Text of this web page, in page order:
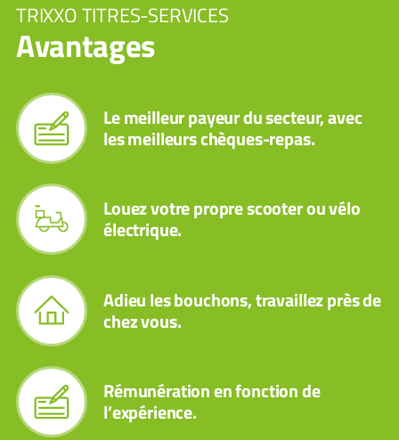
TRIXXO TITRES-SERVICES
Avantages
Le meilleur payeur du secteur, avec
les meilleurs chèques-repas.
Louez votre propre scooter ou vélo
électrique.
Adieu les bouchons, travaillez près de
chez vous.
Rémunération en fonction de
l’expérience.